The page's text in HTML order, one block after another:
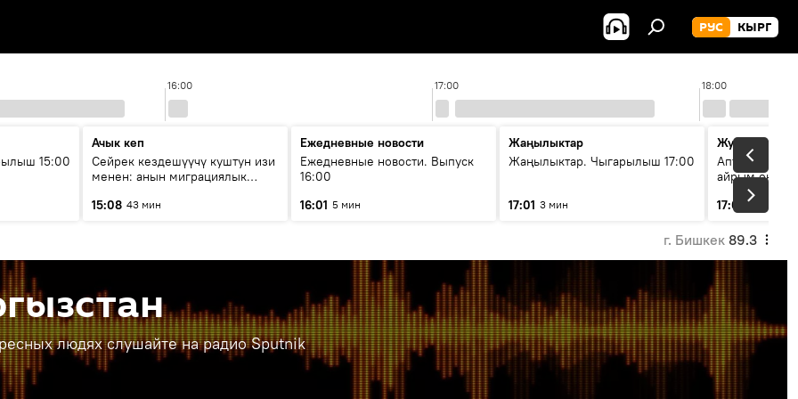
РУС КЫРГ
16:00 17:00 18:00
15:00
Ачык кеп
Сейрек кездешүүчү куштун изи
менен: анын миграциялык
15:08 43 мин
Ежедневные новости
Ежедневные новости. Выпуск
16:00
16:01 5 мин
Жаңылыктар
Жаңылыктар. Чыгарылыш 17:00
17:01 3 мин
Жума
Апта ичинде
айрым
17:05
г. Бишкек 89.3
людях слушайте на радио Sputnik